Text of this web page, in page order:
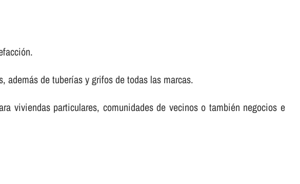
además de tuberí­as y grifos de todas las marcas.
viviendas particulares, comunidades de vecinos o también negocios e